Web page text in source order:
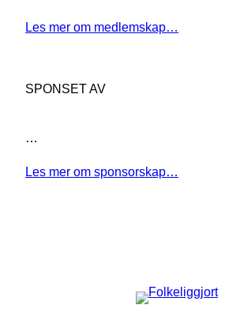
Les mer om medlemskap…
SPONSET AV
…
Les mer om sponsorskap…